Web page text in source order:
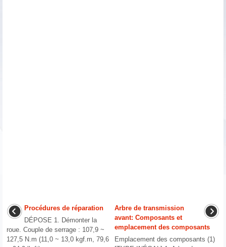
Procédures de réparation
DÉPOSE 1. Démonter la
roue. Couple de serrage : 107,9 ~
127,5 N.m (11,0 ~ 13,0 kgf.m, 79,6
Arbre de transmission
avant: Composants et
emplacement des composants
Emplacement des composants (1)